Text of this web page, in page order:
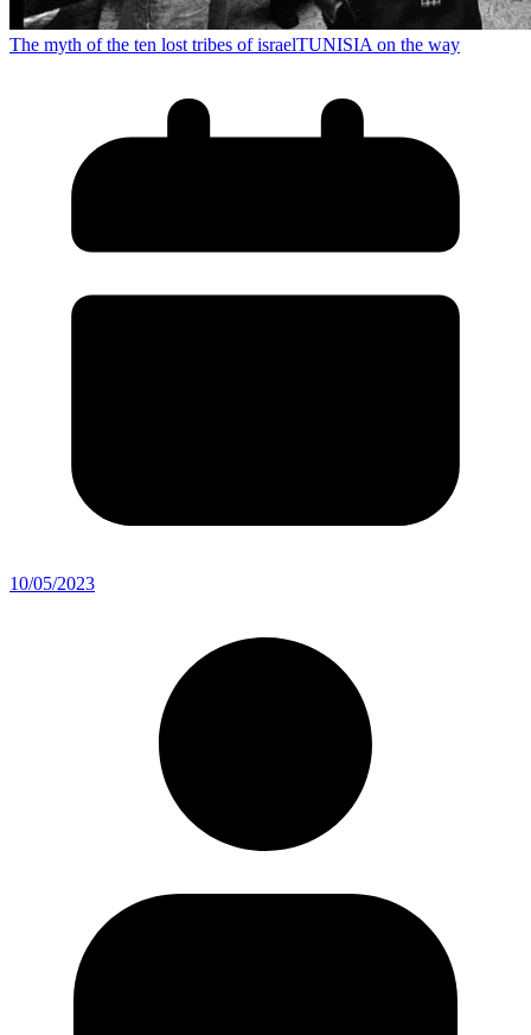
The myth of the ten lost tribes of israelTUNISIA on the way
10/05/2023